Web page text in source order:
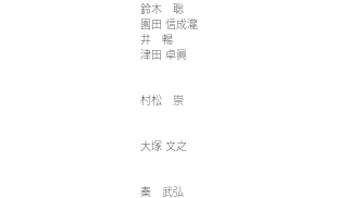
鈴木 聡
園田 信成瀧
井 暢
津田 卓眞
村松 崇
大塚 文之
秦 武弘